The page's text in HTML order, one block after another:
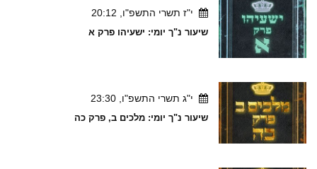
י"ז תשרי התשפ"ו, 20:12
שיעור נ"ך יומי: ישעיהו פרק א
י"ג תשרי התשפ"ו, 23:30
שיעור נ"ך יומי: מלכים ב, פרק כה